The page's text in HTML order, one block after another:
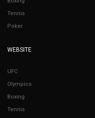
Tennis
Poker
WEBSITE
UFC
Olympics
Boxing
Tennis